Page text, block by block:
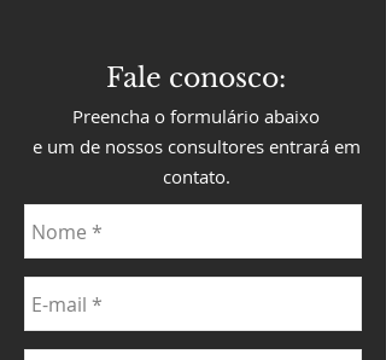
Fale conosco:
Preencha o formulário abaixo
e um de nossos consultores entrará em
contato.